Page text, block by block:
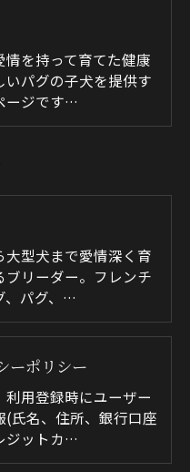
情を持って育てた健康
いパグの子犬を提供す
ージです…
大型犬まで愛情深く育
ブリーダー。フレンチ
、パグ、…
ーポリシー
利用登録時にユーザー
(氏名、住所、銀行口座
ジットカ…